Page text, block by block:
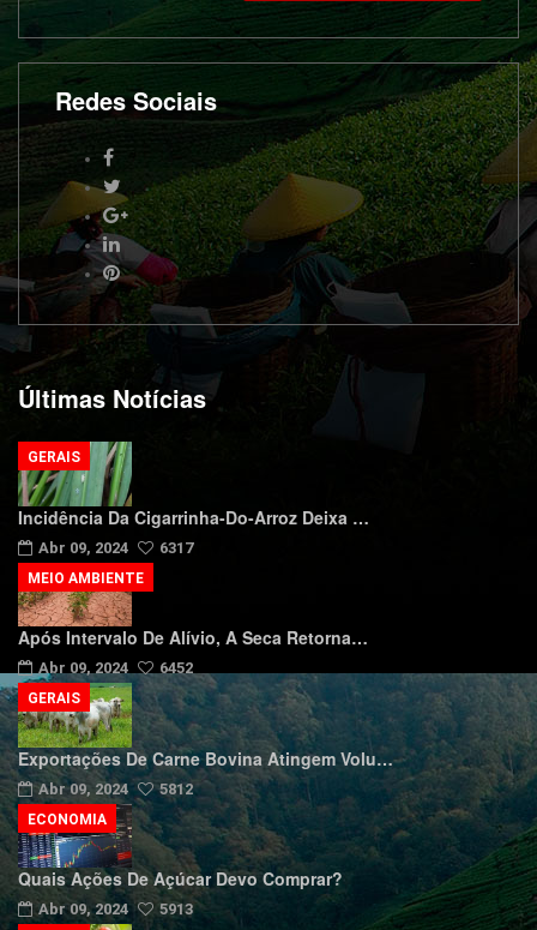
Redes Sociais
Últimas Notícias
Incidência Da Cigarrinha-Do-Arroz Deixa …
Abr 09, 2024 6317
GERAIS
Após Intervalo De Alívio, A Seca Retorna…
Abr 09, 2024 6452
MEIO AMBIENTE
Exportações De Carne Bovina Atingem Volu…
Abr 09, 2024 5812
GERAIS
Quais Ações De Açúcar Devo Comprar?
Abr 09, 2024 5913
ECONOMIA